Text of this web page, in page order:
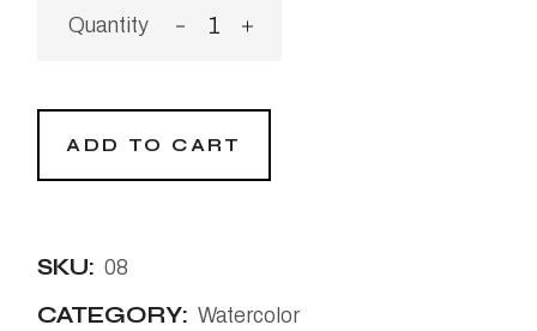
ADD TO CART
SKU: 08
CATEGORY: Watercolor